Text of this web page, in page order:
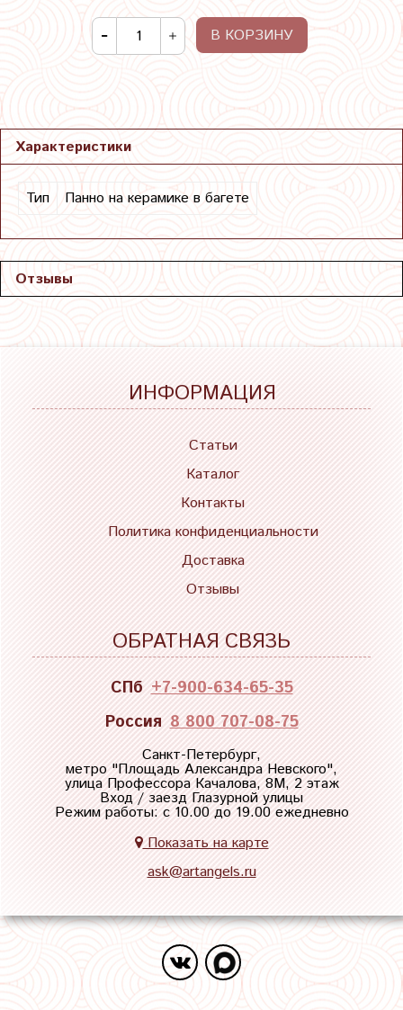
В КОРЗИНУ
Характеристики
Тип Панно на керамике в багете
Отзывы
ИНФОРМАЦИЯ
Статьи
Каталог
Контакты
Политика конфиденциальности
Доставка
Отзывы
ОБРАТНАЯ СВЯЗЬ
СПб +7-900-634-65-35
Россия 8 800 707-08-75
Санкт-Петербург,
метро "Площадь Александра Невского",
улица Профессора Качалова, 8М, 2 этаж
Вход / заезд Глазурной улицы
Режим работы: с 10.00 до 19.00 ежедневно
Показать на карте
ask@artangels.ru